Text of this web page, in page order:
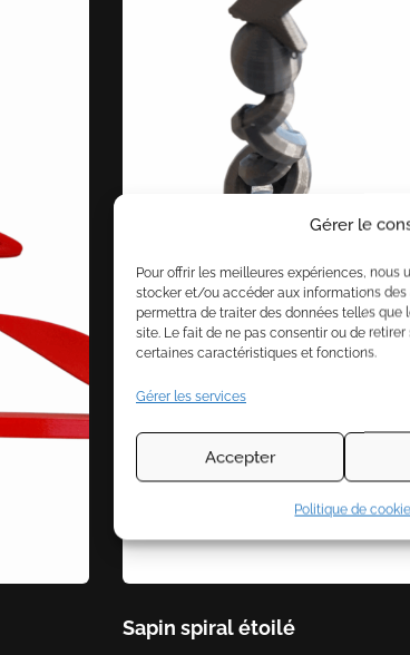
Gérer le
Pour offrir les meilleures expériences,
stocker et/ou accéder aux informations
permettra de traiter des données telles
site. Le fait de ne pas consentir ou de
certaines caractéristiques et fonctions.
Gérer les services
Accepter
Politique de
Sapin spiral étoilé